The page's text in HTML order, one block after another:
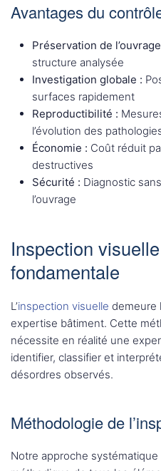
Avantages du
Préservation de
structure analysée
Investigation globale :
surfaces rapidement
Reproductibilité :
l’évolution des
Économie : Coût réduit
destructives
Sécurité : Diagnostic
l’ouvrage
Inspection
fondamentale
L’inspection visuelle demeure
expertise bâtiment. Cette
nécessite en réalité une
identifier, classifier et
désordres observés.
Méthodologie de
Notre approche systématique